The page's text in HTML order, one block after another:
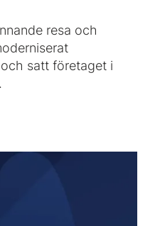
resa och
satt företaget i